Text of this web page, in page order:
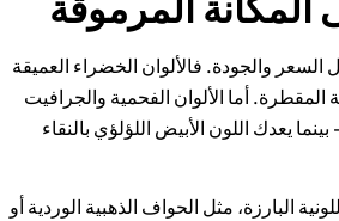
والجودة. فالألوان الخضراء العميقة
المقطرة. أما الألوان الفحمية والجرافيت
يعدك اللون الأبيض اللؤلؤي بالنقاء
البارزة، مثل الحواف الذهبية الوردية أو